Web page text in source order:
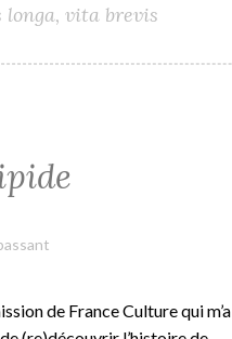
longa, vita brevis
de France Culture qui m’a